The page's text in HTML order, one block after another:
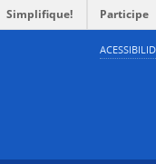
Simplifique! Participe